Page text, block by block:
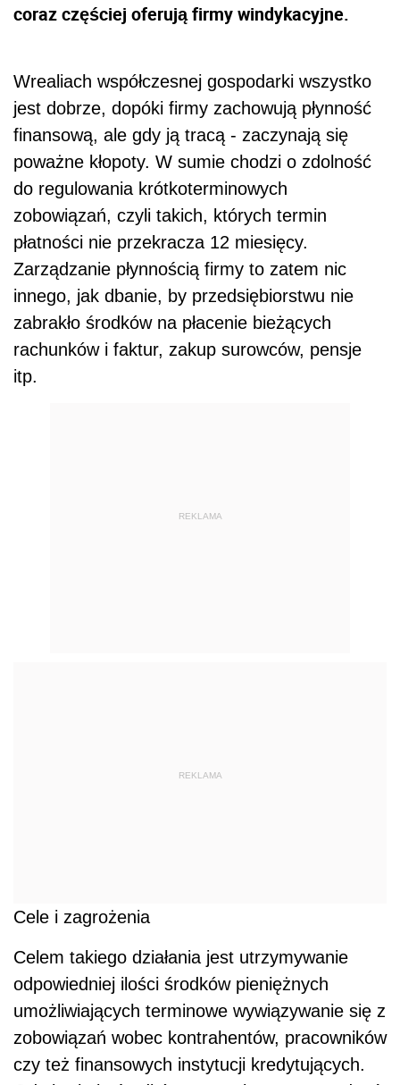
coraz częściej oferują firmy windykacyjne.
Wrealiach współczesnej gospodarki wszystko
jest dobrze, dopóki firmy zachowują płynność
finansową, ale gdy ją tracą - zaczynają się
poważne kłopoty. W sumie chodzi o zdolność
do regulowania krótkoterminowych
zobowiązań, czyli takich, których termin
płatności nie przekracza 12 miesięcy.
Zarządzanie płynnością firmy to zatem nic
innego, jak dbanie, by przedsiębiorstwu nie
zabrakło środków na płacenie bieżących
rachunków i faktur, zakup surowców, pensje
itp.
REKLAMA
REKLAMA
Cele i zagrożenia
Celem takiego działania jest utrzymywanie
odpowiedniej ilości środków pieniężnych
umożliwiających terminowe wywiązywanie się z
zobowiązań wobec kontrahentów, pracowników
czy też finansowych instytucji kredytujących.